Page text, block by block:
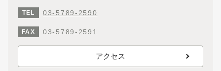
TEL 03-5789-2590
FAX 03-5789-2591
アクセス